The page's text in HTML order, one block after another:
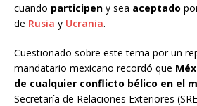
cuando participen y sea aceptado
de Rusia y Ucrania.
Cuestionado sobre este tema por un
mandatario mexicano recordó que
de cualquier conflicto bélico en el
Secretaría de Relaciones Exteriores